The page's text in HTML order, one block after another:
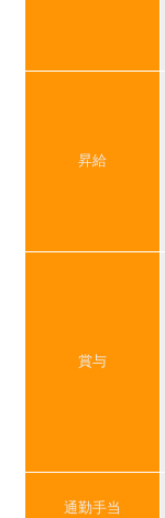
昇給
賞与
通勤手当